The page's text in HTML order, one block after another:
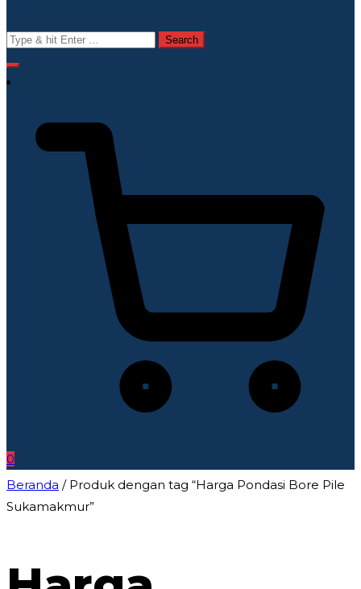
Search
for:
0
Beranda / Produk dengan tag “Harga Pondasi Bore Pile
Sukamakmur”